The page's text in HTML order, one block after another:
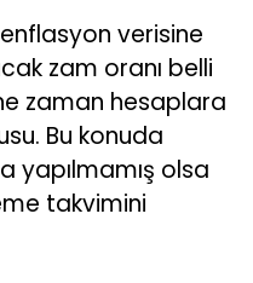
enflasyon verisine
zam oranı belli
zaman hesaplara
Bu konuda
yapılmamış olsa
takvimini